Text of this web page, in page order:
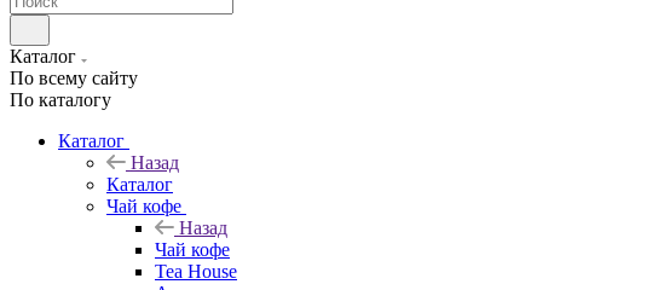
Каталог
По всему сайту
По каталогу
Каталог
Назад
Каталог
Чай кофе
Назад
Чай кофе
Tea House